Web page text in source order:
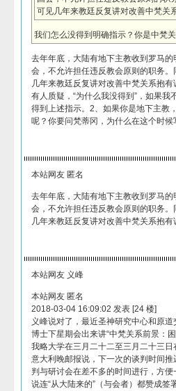
可见几年来教廷反复讲对改善中梵关
我们怎么没得到明确指示？你是中梵
去年年底，大陆有地下主教收到罗马
会，不允许担任违反教会原则的职务
几年来教廷反复讲对改善中梵关系抱
有人质疑，“为什么我没得到”，如果
得到上述指示。2、如果你是地下主教
呢？你要问梵蒂冈，为什么在这个时候
本站网友 匿名
去年年底，大陆有地下主教收到罗马
会，不允许担任违反教会原则的职务
几年来教廷反复讲对改善中梵关系抱
本站网友 义峰
本站网友 匿名
2018-03-04 16:09:02 发表 [24 楼]
义峰说对了，最近圣神研究中心和原
博士下星期会出来讲“中梵关系前景：
我略大学在三月二十二至三月二十三
意大利晚邮报说，下一次的谈判时间
判与研讨会在差不多的时间进行，方
说连“从大陆来的”（与会者）都赞成